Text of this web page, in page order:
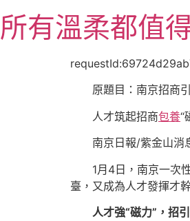
至
主所有溫柔都值
原題目：南京招商
人才筑起招商包養“
南京日報/紫金山消
1月4日，南京一次
臺，又成為人才發揮才
人才強“磁力”，招